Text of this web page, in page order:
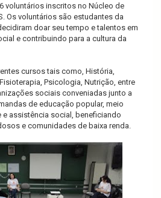
voluntários inscritos no Núcleo de
Os voluntários são estudantes da
doar seu tempo e talentos em
e contribuindo para a cultura da
cursos tais como, História,
Psicologia, Nutrição, entre
sociais conveniadas junto a
de educação popular, meio
e assistência social, beneficiando
e comunidades de baixa renda.